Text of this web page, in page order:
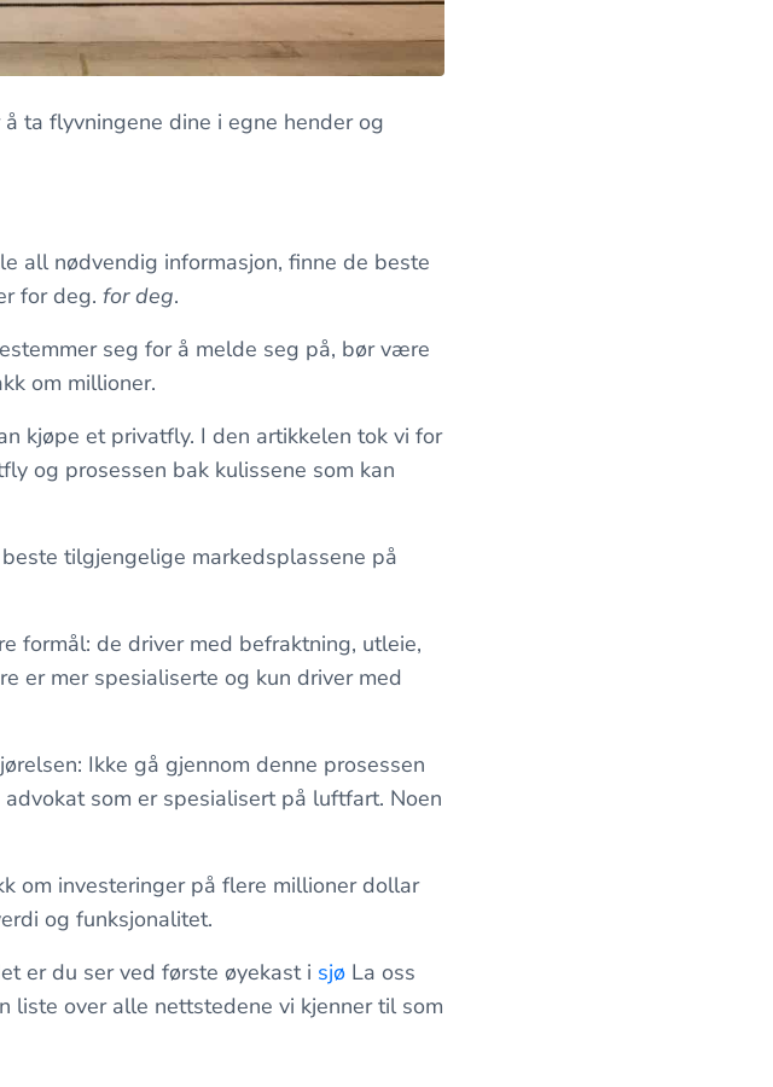
ta flyvningene dine i egne hender og
all nødvendig informasjon, finne de beste
for deg. for deg.
seg for å melde seg på, bør være
om millioner.
kjøpe et privatfly. I den artikkelen tok vi for
og prosessen bak kulissene som kan
tilgjengelige markedsplassene på
formål: de driver med befraktning, utleie,
er mer spesialiserte og kun driver med
Ikke gå gjennom denne prosessen
som er spesialisert på luftfart. Noen
om investeringer på flere millioner dollar
og funksjonalitet.
er du ser ved første øyekast i sjø La oss
over alle nettstedene vi kjenner til som